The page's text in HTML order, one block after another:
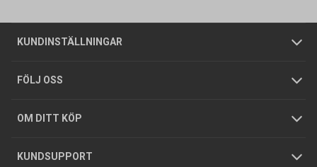
KUNDINSTÄLLNINGAR
Företagskund / Privatkund
FÖLJ OSS
OM DITT KÖP
Allmänna försäljningsvillkor
Integritetspolicy
GDPR
KUNDSUPPORT
Butiker
Foldrar och kataloger
Köpguider
Varumärken
Om oss
Tjänster
Hållbarhet
Jobba hos oss